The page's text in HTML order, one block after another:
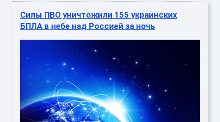
Силы ПВО уничтожили 155 украинских
БПЛА в небе над Россией за ночь